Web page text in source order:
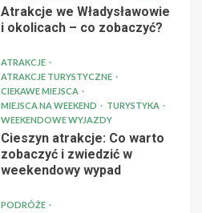
Atrakcje we Władysławowie
i okolicach – co zobaczyć?
ATRAKCJE
ATRAKCJE TURYSTYCZNE
CIEKAWE MIEJSCA
MIEJSCA NA WEEKEND
TURYSTYKA
WEEKENDOWE WYJAZDY
Cieszyn atrakcje: Co warto
zobaczyć i zwiedzić w
weekendowy wypad
PODRÓŻE